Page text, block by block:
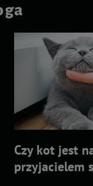
Czy kot jest
przyjacielem